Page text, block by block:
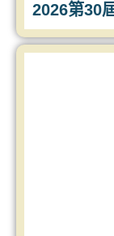
2026第30